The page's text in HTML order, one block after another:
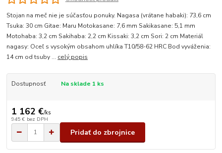
Stojan na meč nie je súčasťou ponuky. Nagasa (vrátane habaki): 73,6 cm
Tsuka: 30 cm Gitae: Maru Motokasane: 7,6 mm Sakikasane: 5,1 mm
Motohaba: 3,2 cm Sakihaba: 2,2 cm Kissaki: 3,2 cm Sori: 2 cm Materiál
nagasy: Oceľ s vysokým obsahom uhlíka T10/58-62 HRC Bod vyváženia:
14 cm od tsuby ... celý popis
Dostupnosť Na sklade 1 ks
1 162 €/ks
945 € bez DPH
Pridať do zbrojnice